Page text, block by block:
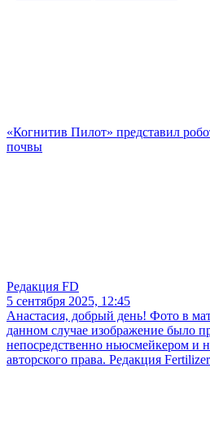
«Когнитив Пилот» представил
почвы
Редакция FD
5 сентября 2025, 12:45
Анастасия, добрый день! Фото в
данном случае изображение было
непосредственно ньюсмейкером и
авторского права. Редакция